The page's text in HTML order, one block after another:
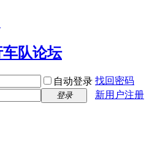
自动登录 找回密码
登录
新用户注册